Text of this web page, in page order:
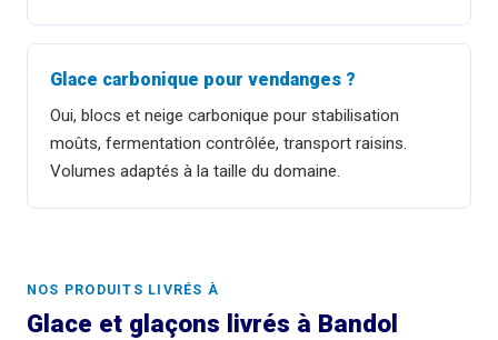
Glace carbonique pour vendanges ?
Oui, blocs et neige carbonique pour stabilisation
moûts, fermentation contrôlée, transport raisins.
Volumes adaptés à la taille du domaine.
NOS PRODUITS LIVRÉS À
Glace et glaçons livrés à Bandol